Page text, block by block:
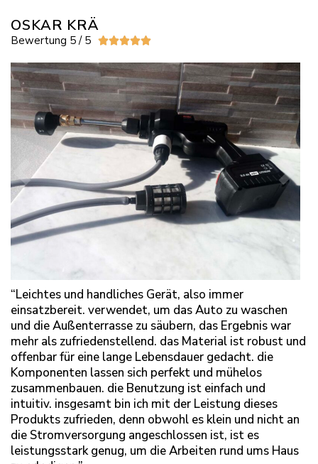
OSKAR KRÄ
Bewertung 5 / 5 
“Leichtes und handliches Gerät, also immer
einsatzbereit. verwendet, um das Auto zu waschen
und die Außenterrasse zu säubern, das Ergebnis war
mehr als zufriedenstellend. das Material ist robust und
offenbar für eine lange Lebensdauer gedacht. die
Komponenten lassen sich perfekt und mühelos
zusammenbauen. die Benutzung ist einfach und
intuitiv. insgesamt bin ich mit der Leistung dieses
Produkts zufrieden, denn obwohl es klein und nicht an
die Stromversorgung angeschlossen ist, ist es
leistungsstark genug, um die Arbeiten rund ums Haus